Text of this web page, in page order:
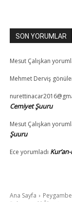
SON YORUMLAR
Mesut Çalışkan
Mehmet Derviş
Cemiyet Şuuru
Mesut Çalışkan
Şuuru
Ece yorumladı